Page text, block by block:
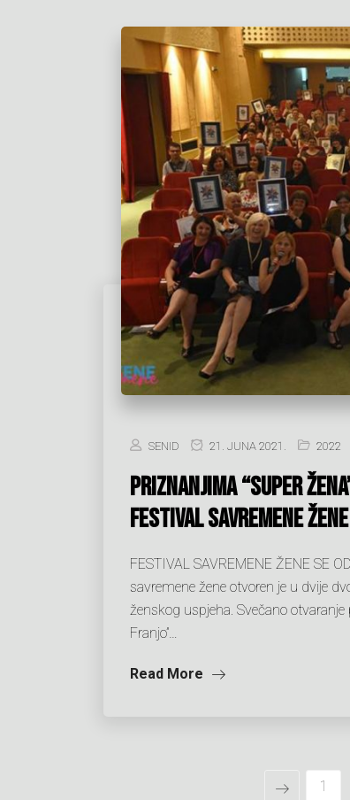
SENID 21. JUNA 2021. 2022
PRIZNANJIMA “SUPER
FESTIVAL SAVREMENE ŽENE
FESTIVAL SAVREMENE ŽENE SE
savremene žene otvoren je u dvije
ženskog uspjeha. Svečano
Franjo”…
Read More
1